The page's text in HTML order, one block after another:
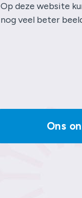
Op deze website
nog veel beter
Ons